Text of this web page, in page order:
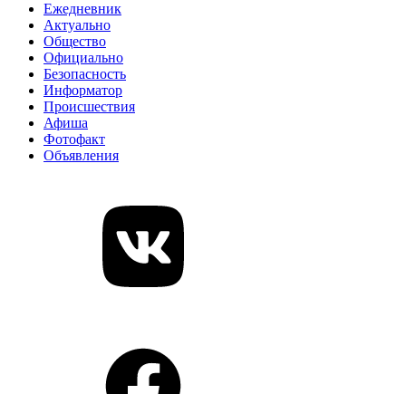
Ежедневник
Актуально
Общество
Официально
Безопасность
Информатор
Происшествия
Афиша
Фотофакт
Объявления